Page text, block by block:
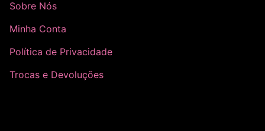
Sobre Nós
Minha Conta
Política de Privacidade
Trocas e Devoluções